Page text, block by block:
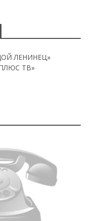
ЛЕНИНЕЦ»
ПЛЮС ТВ»